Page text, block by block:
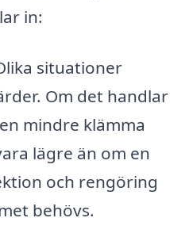
in:
situationer
Om det handlar
mindre klämma
lägre än om en
och rengöring
behövs.